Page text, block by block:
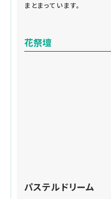
まとまっています。
花祭壇
パステルドリーム